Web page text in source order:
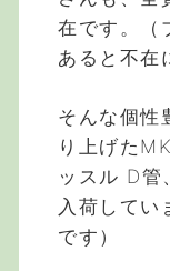
在です。（
あると不在
そんな個性
り上げた
ッスル D管
入荷してい
です）